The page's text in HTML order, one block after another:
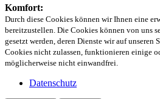
Komfort:
Durch diese Cookies können wir Ihnen eine
bereitzustellen. Die Cookies können von uns
gesetzt werden, deren Dienste wir auf unseren
Cookies nicht zulassen, funktionieren einige
möglicherweise nicht einwandfrei.
Datenschutz